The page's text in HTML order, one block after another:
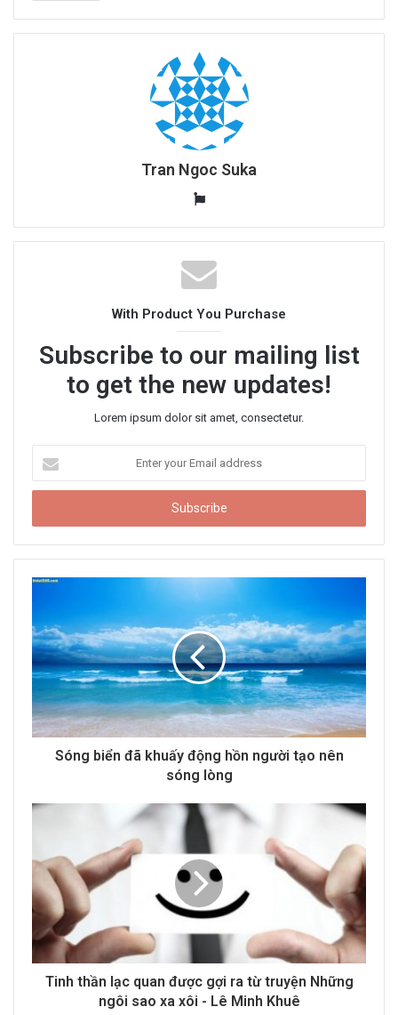
Tran Ngoc Suka
W
b
s
i
e
With Product You Purchase
Subscribe to our mailing list
to get the new updates!
Lorem ipsum dolor sit amet, consectetur.
t
r
y
u
E
m
a
i
l
a
d
s
Sóng biển đã khuấy động hồn người tạo nên
sóng lòng
Tinh thần lạc quan được gợi ra từ truyện Những
ngôi sao xa xôi - Lê Minh Khuê